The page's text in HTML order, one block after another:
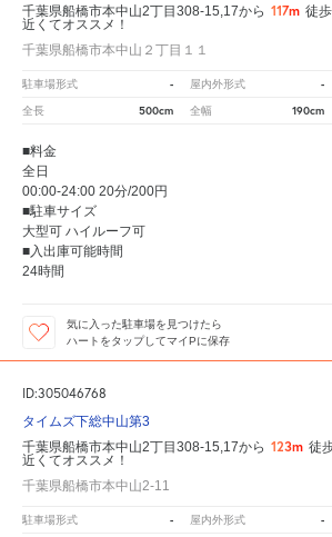
千葉県船橋市本中山2丁目308-15,17から 117m 徒歩
近くてオススメ！
千葉県船橋市本中山２丁目１１
駐車場形式 - 屋内外形式 -
全長 500cm 全幅 190cm
■料金
全日
00:00-24:00 20分/200円
■駐車サイズ
大型可 ハイルーフ可
■入出庫可能時間
24時間
気に入った駐車場を見つけたら
ハートをタップしてマイPに保存
ID:305046768
タイムズ下総中山第3
千葉県船橋市本中山2丁目308-15,17から 123m 徒
近くてオススメ！
千葉県船橋市本中山2-11
駐車場形式 - 屋内外形式 -